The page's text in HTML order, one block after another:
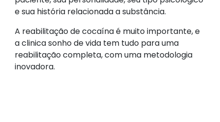
e sua história relacionada a substância.
A reabilitação de cocaína é muito importante, e
a clinica sonho de vida tem tudo para uma
reabilitação completa, com uma metodologia
inovadora.